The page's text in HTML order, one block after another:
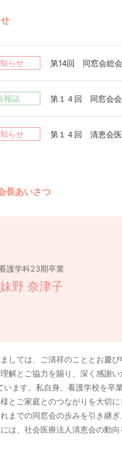
らせ 第14回 同窓会総
報誌 第１４回 同窓会
らせ 第１４回 清恵会医
長あいさつ
護学科23期卒業
妹野 奈津子
しては、ご清祥のこととお慶び
解とご協力を賜り、深く感謝
います。私自身、看護学校を
とご家庭とのつながりを大切
までの同窓会の歩みを引き継ぎ
は、社会医療法人清恵会の動